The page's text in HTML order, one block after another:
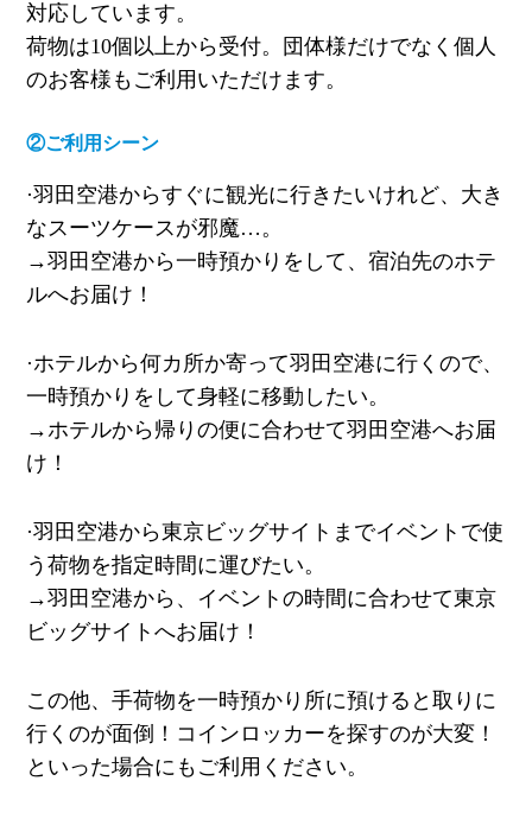
対応しています。
荷物は10個以上から受付。団体様だけでなく個人
のお客様もご利用いただけます。
②ご利用シーン
·羽田空港からすぐに観光に行きたいけれど、大き
なスーツケースが邪魔…。
→羽田空港から一時預かりをして、宿泊先のホテ
ルへお届け！
·ホテルから何カ所か寄って羽田空港に行くので、
一時預かりをして身軽に移動したい。
→ホテルから帰りの便に合わせて羽田空港へお届
け！
·羽田空港から東京ビッグサイトまでイベントで使
う荷物を指定時間に運びたい。
→羽田空港から、イベントの時間に合わせて東京
ビッグサイトへお届け！
この他、手荷物を一時預かり所に預けると取りに
行くのが面倒！コインロッカーを探すのが大変！
といった場合にもご利用ください。